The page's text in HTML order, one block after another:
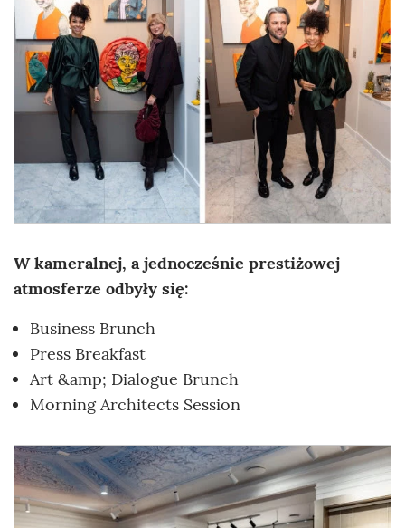
W kameralnej, a jednocześnie prestiżowej
atmosferze odbyły się:
Business Brunch
Press Breakfast
Art &amp; Dialogue Brunch
Morning Architects Session